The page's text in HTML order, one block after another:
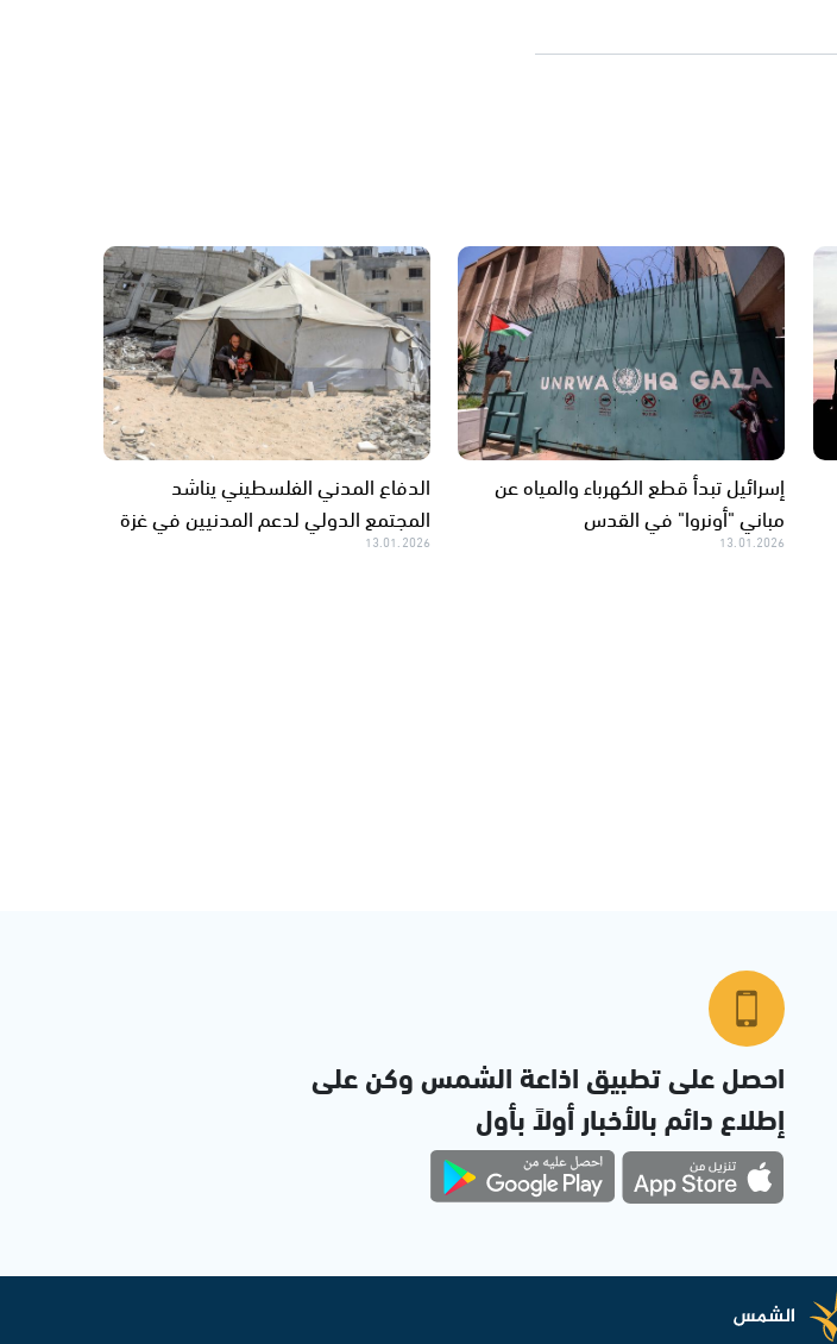
إسرائيل تبدأ قطع الكهرباء والمياه عن
مباني "أونروا" في القدس
13.01.2026
الدفاع المدني الفلسطيني يناشد
المجتمع الدولي لدعم المدنيين في غزة
13.01.2026
احصل على تطبيق اذاعة الشمس وكن على
إطلاع دائم بالأخبار أولاً بأول